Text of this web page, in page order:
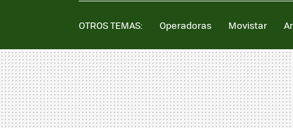
OTROS TEMAS: Operadoras Movistar